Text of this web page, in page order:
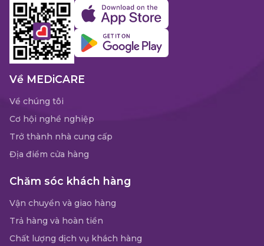
Về MEDiCARE
Về chúng tôi
Cơ hội nghề nghiệp
Trở thành nhà cung cấp
Địa điểm cửa hàng
Chăm sóc khách hàng
Vận chuyển và giao hàng
Trả hàng và hoàn tiền
Chất lượng dịch vụ khách hàng